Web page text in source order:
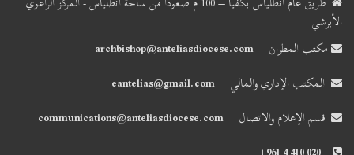
الأبرشي
مكتب المطران
archbishop@anteliasdiocese.com
المكتب الإداري والمالي
eantelias@gmail.com
قسم الإعلام والاتصال
communications@anteliasdiocese.com